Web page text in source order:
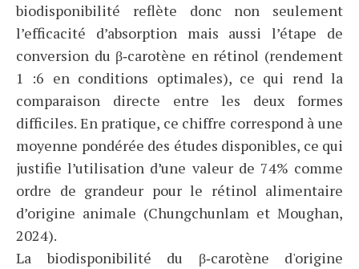
biodisponibilité reflète donc non seulement
l’efficacité d’absorption mais aussi l’étape de
conversion du β‑carotène en rétinol (rendement
1 :6 en conditions optimales), ce qui rend la
comparaison directe entre les deux formes
difficiles. En pratique, ce chiffre correspond à une
moyenne pondérée des études disponibles, ce qui
justifie l’utilisation d’une valeur de 74% comme
ordre de grandeur pour le rétinol alimentaire
d’origine animale (Chungchunlam et Moughan,
2024).
La biodisponibilité du β‑carotène d'origine